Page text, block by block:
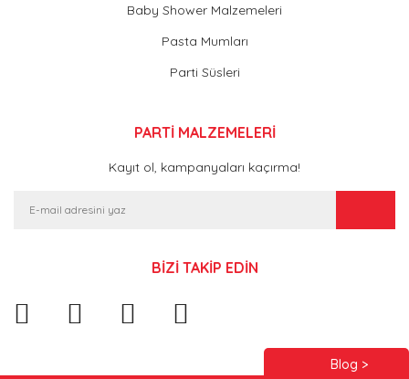
Baby Shower Malzemeleri
Pasta Mumları
Parti Süsleri
PARTİ MALZEMELERİ
Kayıt ol, kampanyaları kaçırma!
BİZİ TAKİP EDİN
Blog >